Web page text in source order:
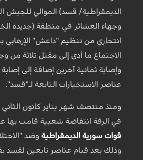
الديمقراطية/ قسد) الموالي للجيش
وجهاء العشائر في منطقة (جديدة
انتحاري من تنظيم "داعش" الإرهابي
الاجتماع ما أدى إلى مقتل ثلاثة من
وإصابة ثمانية آخرين إضافة إلى
عناصر الاستخبارات التابعة لـ"قسد".
ومنذ منتصف شهر يناير كانون الثاني
في الرقة انتفاضة شعبية قامت بها
قوات سورية الديمقراطية وضد
وذلك بعد قيام عناصر تابعين لقسد